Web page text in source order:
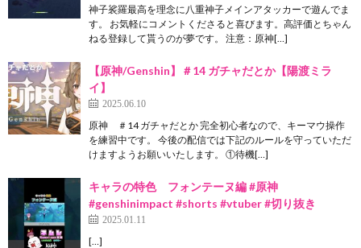
神子裟羅最高を理念に八重神子メインアタッカーで遊んでま
す。 お気軽にコメントくださると喜びます。高評価とちゃん
ねる登録して貰うのが夢です。 注意：原神[…]
【原神/Genshin】＃14 ガチャだとか【陽渡ミラ
イ】
2025.06.10
原神 ＃14 ガチャだとか 完全初心者なので、キーマウ操作
を練習中です。 今後の配信では下記のルールを守っていただ
けますようお願いいたします。 ①待機[…]
キャラの特色 フォンテーヌ編 #原神
#genshinimpact #shorts #vtuber #切り抜き
2025.01.11
[…]